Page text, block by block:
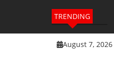
TRENDING
August 7, 2026